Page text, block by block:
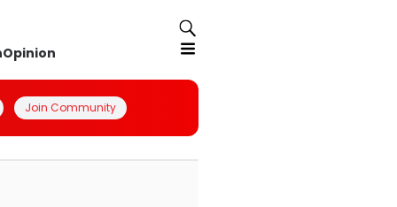
Opinion
Join Community